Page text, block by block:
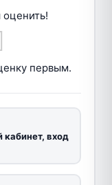
первым.
вход